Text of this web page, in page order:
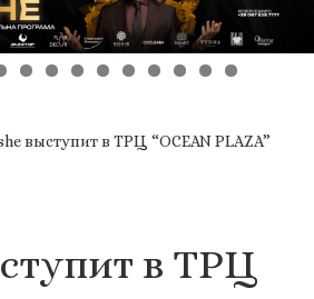
выступит в ТРЦ “OCEAN PLAZA”
в ТРЦ